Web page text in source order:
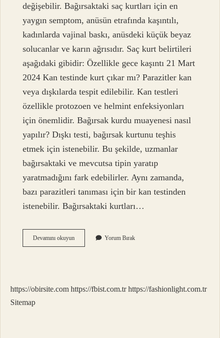
değişebilir. Bağırsaktaki saç kurtları için en
yaygın semptom, anüsün etrafında kaşıntılı,
kadınlarda vajinal baskı, anüsdeki küçük beyaz
solucanlar ve karın ağrısıdır. Saç kurt belirtileri
aşağıdaki gibidir: Özellikle gece kaşıntı 21 Mart
2024 Kan testinde kurt çıkar mı? Parazitler kan
veya dışkılarda tespit edilebilir. Kan testleri
özellikle protozoen ve helmint enfeksiyonları
için önemlidir. Bağırsak kurdu muayenesi nasıl
yapılır? Dışkı testi, bağırsak kurtunu teşhis
etmek için istenebilir. Bu şekilde, uzmanlar
bağırsaktaki ve mevcutsa tipin yaratıp
yaratmadığını fark edebilirler. Aynı zamanda,
bazı parazitleri tanıması için bir kan testinden
istenebilir. Bağırsaktaki kurtları…
Devamını okuyunKurt
Hastalığı
Yorum Bırak
https://obirsite.com https://fbist.com.tr https://fashionlight.com.tr
Sitemap